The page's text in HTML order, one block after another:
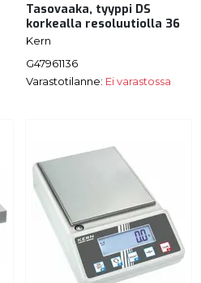
Tasovaaka, tyyppi DS
korkealla resoluutiolla 36
Kern
G47961136
Varastotilanne: Ei varastossa